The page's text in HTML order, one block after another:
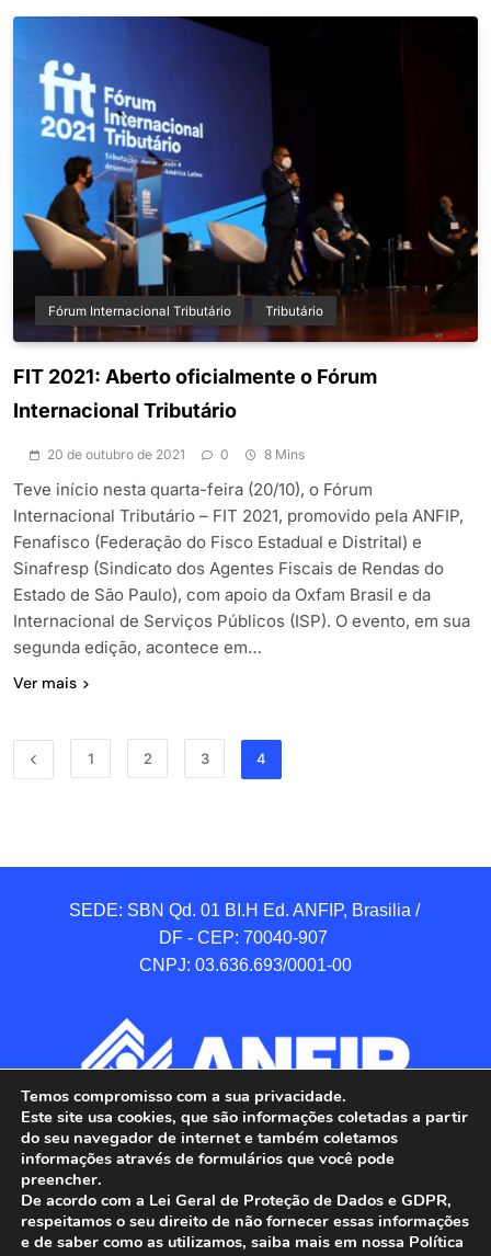
Fórum Internacional Tributário Tributário
FIT 2021: Aberto oficialmente o Fórum
Internacional Tributário
20 de outubro de 2021 0 8 Mins
Teve início nesta quarta-feira (20/10), o Fórum
Internacional Tributário – FIT 2021, promovido pela ANFIP,
Fenafisco (Federação do Fisco Estadual e Distrital) e
Sinafresp (Sindicato dos Agentes Fiscais de Rendas do
Estado de São Paulo), com apoio da Oxfam Brasil e da
Internacional de Serviços Públicos (ISP). O evento, em sua
segunda edição, acontece em…
Ver mais
1 2 3 4
SEDE: SBN Qd. 01 BI.H Ed. ANFIP, Brasilia /
DF - CEP: 70040-907
CNPJ: 03.636.693/0001-00
Temos compromisso com a sua privacidade.
Este site usa cookies, que são informações coletadas a partir
do seu navegador de internet e também coletamos
informações através de formulários que você pode
preencher.
De acordo com a Lei Geral de Proteção de Dados e GDPR,
respeitamos o seu direito de não fornecer essas informações
e de saber como as utilizamos, saiba mais em nossa Política